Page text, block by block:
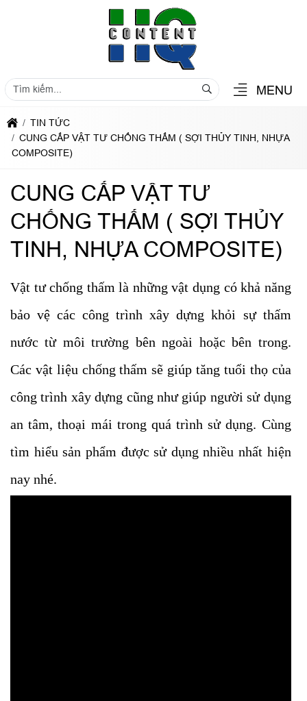
MENU
TIN TỨC
CUNG CẤP VẬT TƯ CHỐNG THẤM ( SỢI THỦY TINH, NHỰA
COMPOSITE)
CUNG CẤP VẬT TƯ
CHỐNG THẤM ( SỢI THỦY
TINH, NHỰA COMPOSITE)
Vật tư chống thấm là những vật dụng có khả năng
bảo vệ các công trình xây dựng khỏi sự thấm
nước từ môi trường bên ngoài hoặc bên trong.
Các vật liệu chống thấm sẽ giúp tăng tuổi thọ của
công trình xây dựng cũng như giúp người sử dụng
an tâm, thoại mái trong quá trình sử dụng. Cùng
tìm hiểu sản phẩm được sử dụng nhiều nhất hiện
nay nhé.